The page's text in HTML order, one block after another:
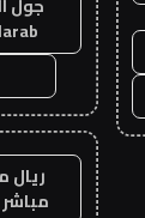
ريال